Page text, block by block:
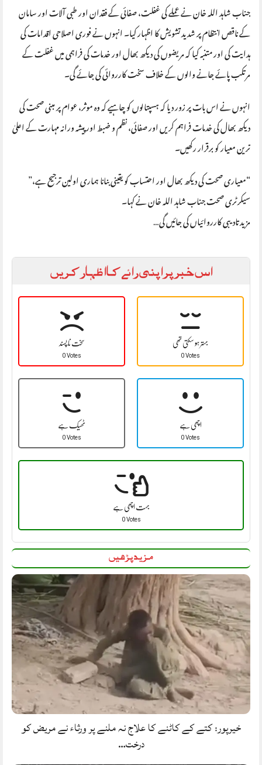
جناب شاہد اللہ خان نے عملے کی غفلت، صفائی کے فقدان اور طبی آلات اور سامان
کے ناقص انتظام پر شدید تشویش کا اظہار کیا۔ انہوں نے فوری اصلاحی اقدامات کی
ہدایت کی اور متنبہ کیا کہ مریضوں کی دیکھ بھال اور خدمات کی فراہمی میں غفلت کے
مرتکب پائے جانے والوں کے خلاف سخت کارروائی کی جائے گی۔
انہوں نے اس بات پر زور دیا کہ ہسپتالوں کو چاہیے کہ وہ موثر، عوام پر مبنی صحت کی
دیکھ بھال کی خدمات فراہم کریں اور صفائی، نظم و ضبط اور پیشہ ورانہ مہارت کے اعلیٰ
ترین معیار کو برقرار رکھیں۔
“معیاری صحت کی دیکھ بھال اور احتساب کو یقینی بنانا ہماری اولین ترجیح ہے،”
سیکرٹری صحت جناب شاہد اللہ خان نے کہا۔
مزید تادیبی کارروائیاں کی جائیں گی…
اس خبر پر اپنی رائے کا اظہار کریں
سخت نا پسند
0 Votes
بہتر ہو سکتی تھی
0 Votes
ٹھیک ہے
0 Votes
اچھی ہے
0 Votes
بہت اچھی ہے
0 Votes
مزید پڑھیں
خیرپور: کتے کے کاٹنے کا علاج نہ ملنے پر ورثاء نے مریض کو
درخت…